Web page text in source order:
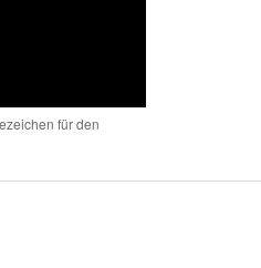
für den